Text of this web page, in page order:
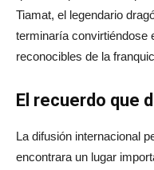
Tiamat, el legendario
terminaría convirtiéndose
reconocibles de la
El recuerdo que
La difusión internacional
encontrara un lugar